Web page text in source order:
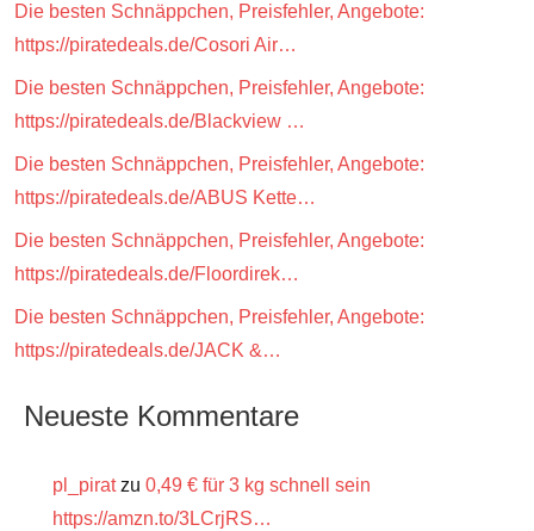
Die besten Schnäppchen, Preisfehler, Angebote:
https://piratedeals.de/Cosori Air…
Die besten Schnäppchen, Preisfehler, Angebote:
https://piratedeals.de/Blackview …
Die besten Schnäppchen, Preisfehler, Angebote:
https://piratedeals.de/ABUS Kette…
Die besten Schnäppchen, Preisfehler, Angebote:
https://piratedeals.de/Floordirek…
Die besten Schnäppchen, Preisfehler, Angebote:
https://piratedeals.de/JACK &…
Neueste Kommentare
pl_piratzu 0,49 € für 3 kg schnell sein
https://amzn.to/3LCrjRS…